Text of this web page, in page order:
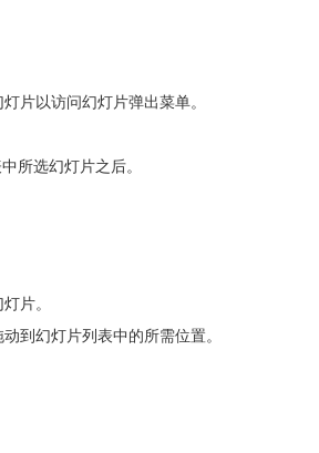
片以访问幻灯片弹出菜单。
所选幻灯片之后。
片。
到幻灯片列表中的所需位置。